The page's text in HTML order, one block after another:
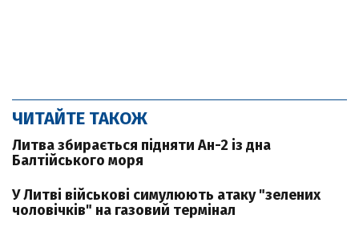
ЧИТАЙТЕ ТАКОЖ
Литва збирається підняти Ан-2 із дна
Балтійського моря
У Литві військові симулюють атаку "зелених
чоловічків" на газовий термінал